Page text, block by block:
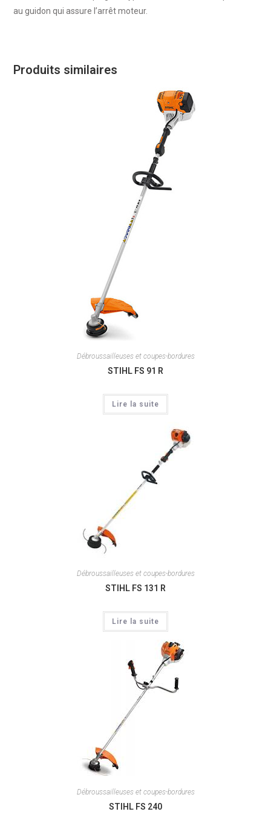
au guidon qui assure l’arrêt moteur.
Produits similaires
Débroussailleuses et coupes-bordures
STIHL FS 91 R
Lire la suite
Débroussailleuses et coupes-bordures
STIHL FS 131 R
Lire la suite
Débroussailleuses et coupes-bordures
STIHL FS 240